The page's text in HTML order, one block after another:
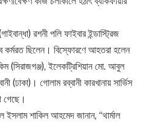
রশনী পলি ফাইবার ইন্ডাস্ট্রিজ
কর্মরত ছিলেন। বিস্ফোরণে আহতরা হলেন
(সিরাজগঞ্জ), ইলেকট্রিশিয়ান মো. আবুল
(ঢাকা)। গোলাম রব্বানী কারখানায় সার্ভিস
গেছে।
ইসলাম শাকিল আহমেদ জানান, “থার্মাল